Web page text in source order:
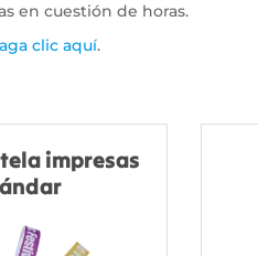
en cuestión de horas.
clic aquí.
impresas